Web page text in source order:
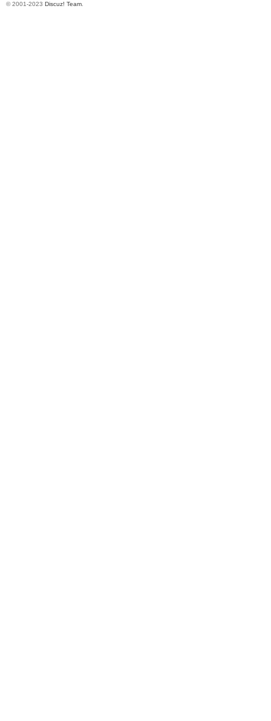
© 2001-2023 Discuz! Team